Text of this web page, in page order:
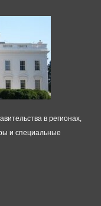
в регионах,
и специальные